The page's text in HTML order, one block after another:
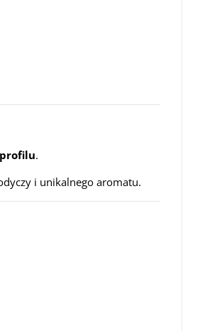
profilu.
i unikalnego aromatu.